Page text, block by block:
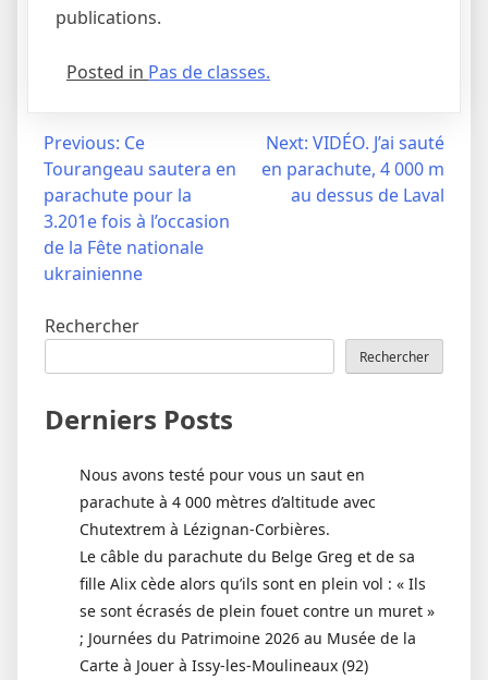
publications.
Posted in Pas de classes.
Navigation
l’article
Previous: Ce
Tourangeau sautera en
parachute pour la
3.201e fois à l’occasion
de la Fête nationale
ukrainienne
Next: VIDÉO. J’ai sauté
en parachute, 4 000 m
au dessus de Laval
Rechercher
Rechercher
Derniers Posts
Nous avons testé pour vous un saut en
parachute à 4 000 mètres d’altitude avec
Chutextrem à Lézignan-Corbières.
Le câble du parachute du Belge Greg et de sa
fille Alix cède alors qu’ils sont en plein vol : « Ils
se sont écrasés de plein fouet contre un muret »
; Journées du Patrimoine 2026 au Musée de la
Carte à Jouer à Issy-les-Moulineaux (92)